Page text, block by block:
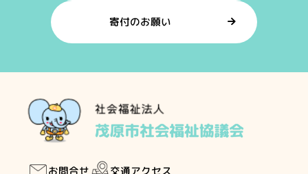
寄付のお願い
お問合せ 交通アクセス